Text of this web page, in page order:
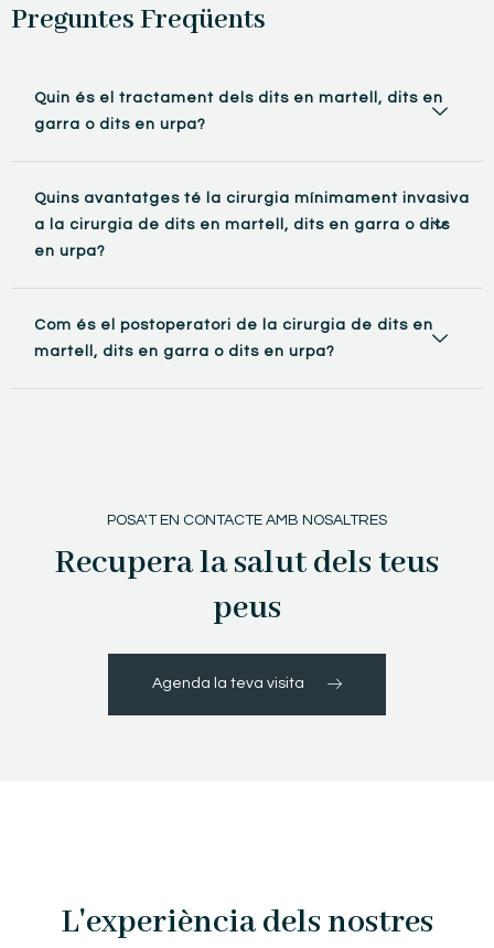
Preguntes Freqüents
Quin és el tractament dels dits en martell, dits en
garra o dits en urpa?
Quins avantatges té la cirurgia mínimament invasiva
a la cirurgia de dits en martell, dits en garra o dits
en urpa?
Com és el postoperatori de la cirurgia de dits en
martell, dits en garra o dits en urpa?
POSA'T EN CONTACTE AMB NOSALTRES
Recupera la salut dels teus
peus
Agenda la teva visita
L'experiència dels nostres